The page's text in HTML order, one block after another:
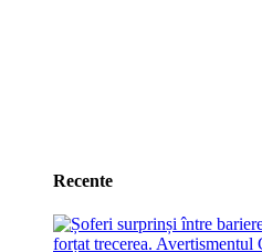
Recente